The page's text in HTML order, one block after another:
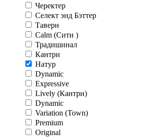
Черектер
Селект энд Бэттер
Таверн
Calm (Сити )
Традишинал
Кантри
Натур
Dynamic
Expressive
Lively (Кантри)
Dynamic
Variation (Town)
Premium
Original